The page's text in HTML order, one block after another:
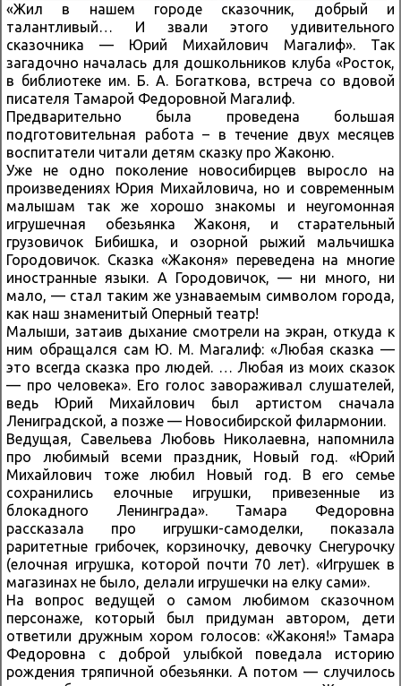
«Жил в нашем городе сказочник, добрый и
талантливый… И звали этого удивительного
сказочника — Юрий Михайлович Магалиф». Так
загадочно началась для дошкольников клуба «Росток,
в библиотеке им. Б. А. Богаткова, встреча со вдовой
писателя Тамарой Федоровной Магалиф.
Предварительно была проведена большая
подготовительная работа – в течение двух месяцев
воспитатели читали детям сказку про Жаконю.
Уже не одно поколение новосибирцев выросло на
произведениях Юрия Михайловича, но и современным
малышам так же хорошо знакомы и неугомонная
игрушечная обезьянка Жаконя, и старательный
грузовичок Бибишка, и озорной рыжий мальчишка
Городовичок. Сказка «Жаконя» переведена на многие
иностранные языки. А Городовичок, — ни много, ни
мало, — стал таким же узнаваемым символом города,
как наш знаменитый Оперный театр!
Малыши, затаив дыхание смотрели на экран, откуда к
ним обращался сам Ю. М. Магалиф: «Любая сказка —
это всегда сказка про людей. … Любая из моих сказок
— про человека». Его голос завораживал слушателей,
ведь Юрий Михайлович был артистом сначала
Лениградской, а позже — Новосибирской филармонии.
Ведущая, Савельева Любовь Николаевна, напомнила
про любимый всеми праздник, Новый год. «Юрий
Михайлович тоже любил Новый год. В его семье
сохранились елочные игрушки, привезенные из
блокадного Ленинграда». Тамара Федоровна
рассказала про игрушки-самоделки, показала
раритетные грибочек, корзиночку, девочку Снегурочку
(елочная игрушка, которой почти 70 лет). «Игрушек в
магазинах не было, делали игрушечки на елку сами».
На вопрос ведущей о самом любимом сказочном
персонаже, который был придуман автором, дети
ответили дружным хором голосов: «Жаконя!» Тамара
Федоровна с доброй улыбкой поведала историю
рождения тряпичной обезьянки. А потом — случилось